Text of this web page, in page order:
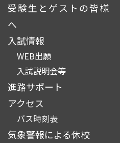
受験生とゲストの皆様
へ
入試情報
WEB出願
入試説明会等
進路サポート
アクセス
バス時刻表
気象警報による休校